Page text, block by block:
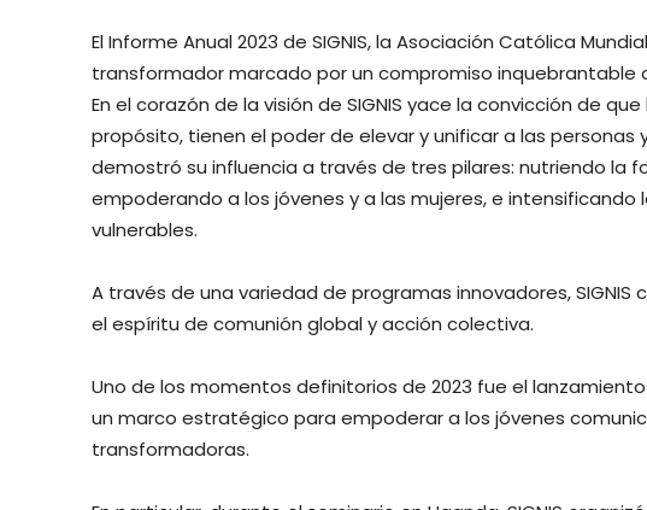
El Informe Anual 2023 de SIGNIS, la Asociación Católica
transformador marcado por un compromiso inquebrantable
En el corazón de la visión de SIGNIS yace la convicción de
propósito, tienen el poder de elevar y unificar a las personas y
demostró su influencia a través de tres pilares: nutriendo la
empoderando a los jóvenes y a las mujeres, e intensificando
vulnerables.
A través de una variedad de programas innovadores,
el espíritu de comunión global y acción colectiva.
Uno de los momentos definitorios de 2023 fue el
un marco estratégico para empoderar a los jóvenes
transformadoras.